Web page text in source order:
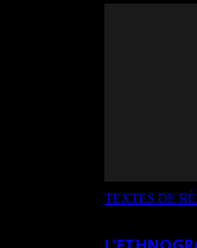
TEXTES DE